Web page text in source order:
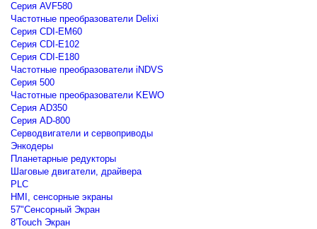
Серия AVF580
Частотные преобразователи Delixi
Серия CDI-EM60
Серия CDI-E102
Серия CDI-E180
Частотные преобразователи iNDVS
Серия 500
Частотные преобразователи KEWO
Серия AD350
Серия AD-800
Серводвигатели и сервоприводы
Энкодеры
Планетарные редукторы
Шаговые двигатели, драйвера
PLC
HMI, сенсорные экраны
57"Сенсорный Экран
8'Touch Экран